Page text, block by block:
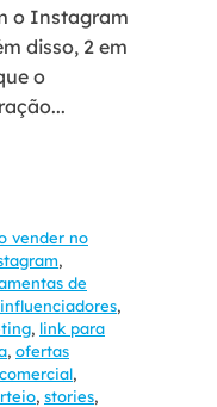
o Instagram
disso, 2 em
o
vender no
,
de
influenciadores,
, link para
, ofertas
,
, stories,